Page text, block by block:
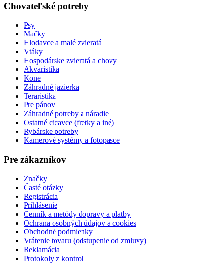
Chovateľské potreby
Psy
Mačky
Hlodavce a malé zvieratá
Vtáky
Hospodárske zvieratá a chovy
Akvaristika
Kone
Záhradné jazierka
Teraristika
Pre pánov
Záhradné potreby a náradie
Ostatné cicavce (fretky a iné)
Rybárske potreby
Kamerové systémy a fotopasce
Pre zákazníkov
Značky
Časté otázky
Registrácia
Prihlásenie
Cenník a metódy dopravy a platby
Ochrana osobných údajov a cookies
Obchodné podmienky
Vrátenie tovaru (odstupenie od zmluvy)
Reklamácia
Protokoly z kontrol